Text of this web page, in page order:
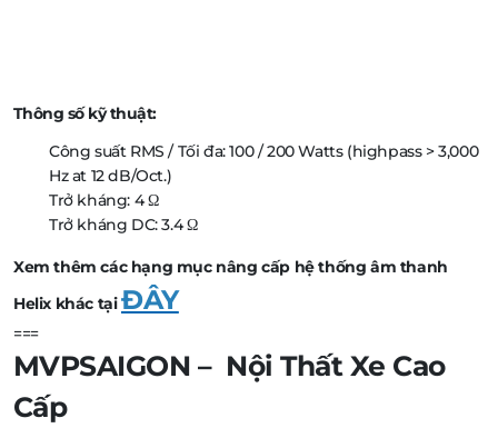
Thông số kỹ thuật:
Công suất RMS / Tối đa: 100 / 200 Watts (highpass > 3,000
Hz at 12 dB/Oct.)
Trở kháng: 4 Ω
Trở kháng DC: 3.4 Ω
Xem thêm các hạng mục nâng cấp hệ thống âm thanh
Helix khác tại ĐÂY
===
MVPSAIGON – Nội Thất Xe Cao
Cấp